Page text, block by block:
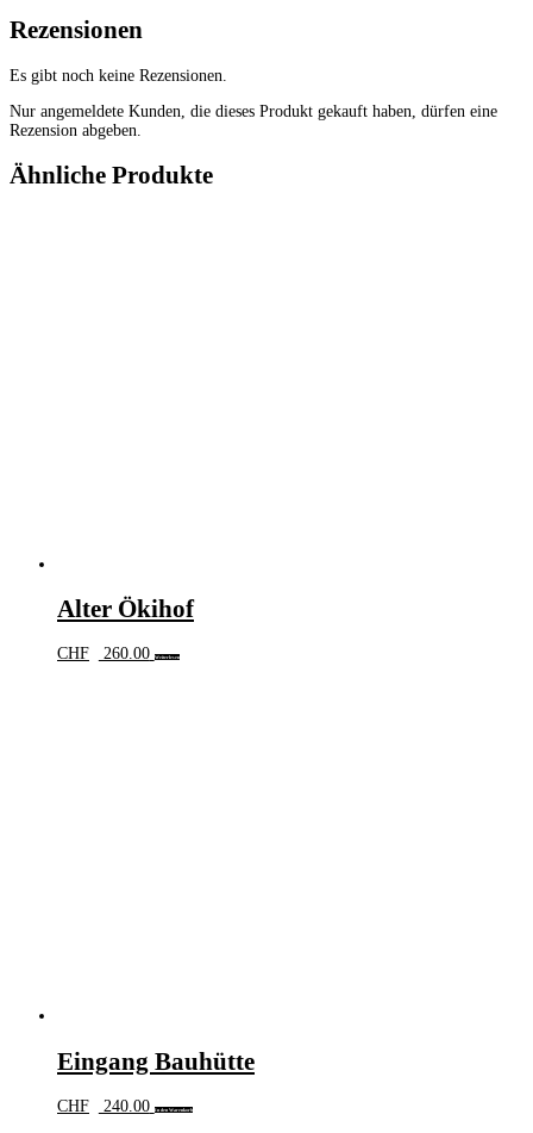
Rezensionen
Es gibt noch keine Rezensionen.
Nur angemeldete Kunden, die dieses Produkt gekauft haben, dürfen eine
Rezension abgeben.
Ähnliche Produkte
Alter Ökihof
CHF 260.00 Weiterlesen
Eingang Bauhütte
CHF 240.00 In den Warenkorb